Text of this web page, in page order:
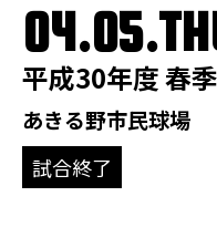
平成30年度 春
あきる野市民球場
試合終了